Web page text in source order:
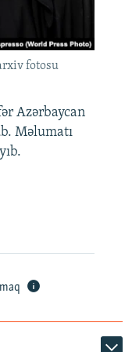
fotosu
Azərbaycan
Məlumatı